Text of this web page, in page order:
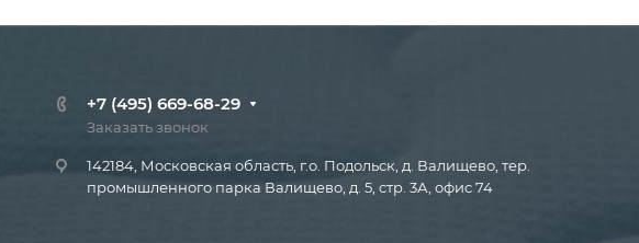
+7 (495) 669-68-29
Заказать звонок
142184, Московская область, г.о. Подольск, д. Валищево, тер.
промышленного парка Валищево, д. 5, стр. 3А, офис 74